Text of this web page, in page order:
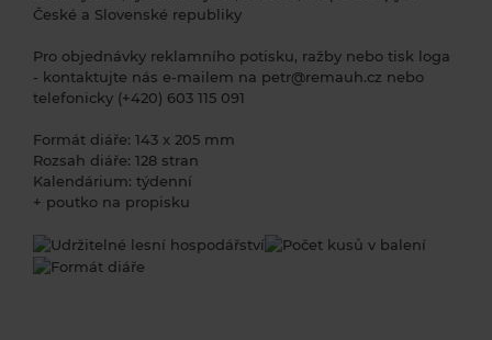
České a Slovenské republiky
Pro objednávky reklamního potisku, ražby nebo tisk loga
- kontaktujte nás e-mailem na petr@remauh.cz nebo
telefonicky (+420) 603 115 091
Formát diáře: 143 x 205 mm
Rozsah diáře: 128 stran
Kalendárium: týdenní
+ poutko na propisku